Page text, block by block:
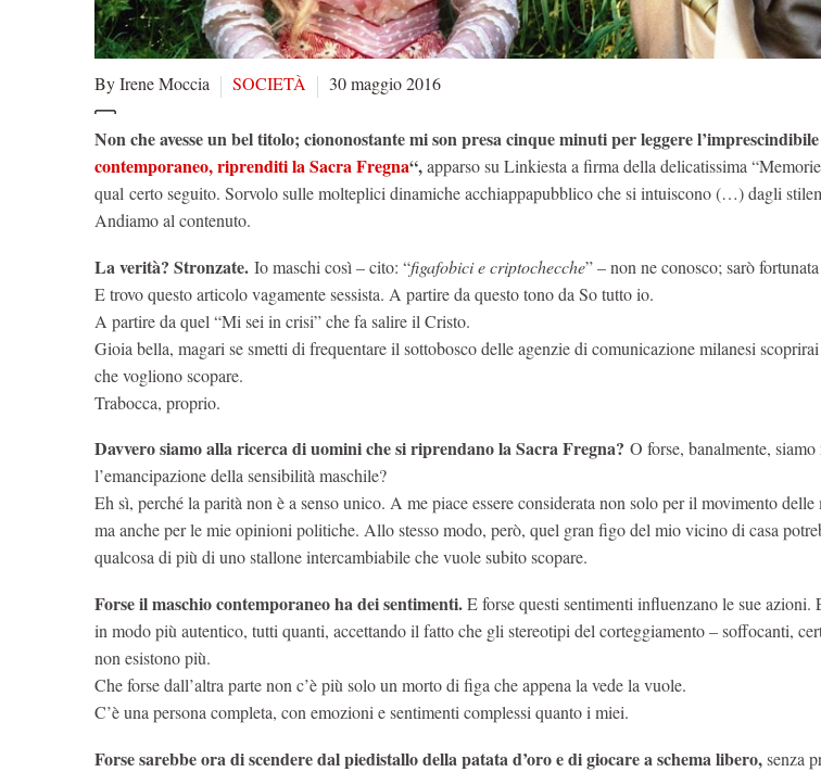
By Irene Moccia SOCIETÀ 30 maggio 2016
Non che avesse un bel titolo; ciononostante mi son presa cinque minuti per leggere
contemporaneo, riprenditi la Sacra Fregna“,apparso su Linkiesta a firma della delicatissima
qual certo seguito. Sorvolo sulle molteplici dinamiche acchiappapubblico che si intuiscono (…) dagli
Andiamo al contenuto.
La verità? Stronzate. Io maschi così – cito: “figafobici e criptochecche” – non ne conosco; sarò
E trovo questo articolo vagamente sessista. A partire da questo tono da So tutto io.
A partire da quel “Mi sei in crisi” che fa salire il Cristo.
Gioia bella, magari se smetti di frequentare il sottobosco delle agenzie di comunicazione milanesi
che vogliono scopare.
Trabocca, proprio.
Davvero siamo alla ricerca di uomini che si riprendano la Sacra Fregna? O forse, banalmente,
l’emancipazione della sensibilità maschile?
Eh sì, perché la parità non è a senso unico. A me piace essere considerata non solo per il movimento
ma anche per le mie opinioni politiche. Allo stesso modo, però, quel gran figo del mio vicino di casa
qualcosa di più di uno stallone intercambiabile che vuole subito scopare.
Forse il maschio contemporaneo ha dei sentimenti.E forse questi sentimenti influenzano le sue azioni.
in modo più autentico, tutti quanti, accettando il fatto che gli stereotipi del corteggiamento – soffocanti,
non esistono più.
Che forse dall’altra parte non c’è più solo un morto di figa che appena la vede la vuole.
C’è una persona completa, con emozioni e sentimenti complessi quanto i miei.
Forse sarebbe ora di scendere dal piedistallo della patata d’oro e di giocare a schema libero,senza